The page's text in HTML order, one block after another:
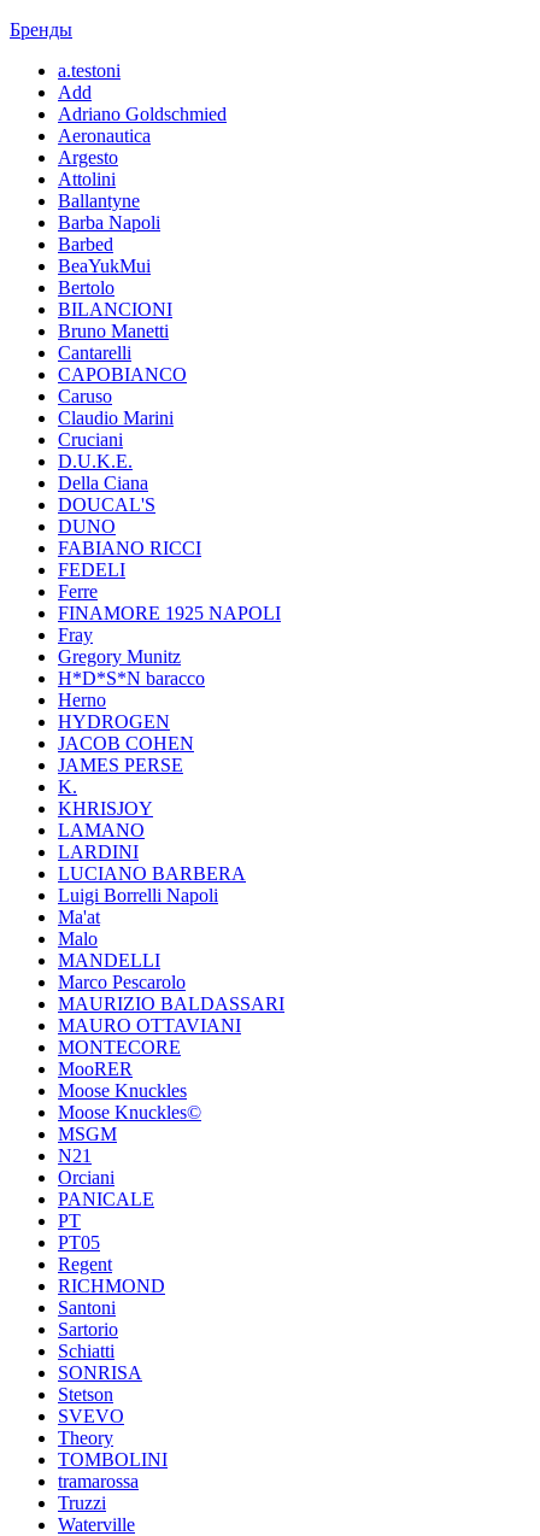
Бренды
a.testoni
Add
Adriano Goldschmied
Aeronautica
Argesto
Attolini
Ballantyne
Barba Napoli
Barbed
BeaYukMui
Bertolo
BILANCIONI
Bruno Manetti
Cantarelli
CAPOBIANCO
Caruso
Claudio Marini
Cruciani
D.U.K.E.
Della Ciana
DOUCAL'S
DUNO
FABIANO RICCI
FEDELI
Ferre
FINAMORE 1925 NAPOLI
Fray
Gregory Munitz
H*D*S*N baracco
Herno
HYDROGEN
JACOB COHEN
JAMES PERSE
K.
KHRISJOY
LAMANO
LARDINI
LUCIANO BARBERA
Luigi Borrelli Napoli
Ma'at
Malo
MANDELLI
Marco Pescarolo
MAURIZIO BALDASSARI
MAURO OTTAVIANI
MONTECORE
MooRER
Moose Knuckles
Moose Knuckles©️
MSGM
N21
Orciani
PANICALE
PT
PT05
Regent
RICHMOND
Santoni
Sartorio
Schiatti
SONRISA
Stetson
SVEVO
Theory
TOMBOLINI
tramarossa
Truzzi
Waterville